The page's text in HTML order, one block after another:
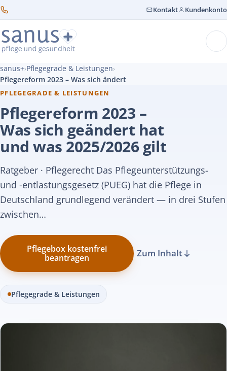
Kontakt Kundenkonto
sanus+›Pflegegrade & Leistungen›
Pflegereform 2023 – Was sich ändert
PFLEGEGRADE & LEISTUNGEN
Pflegereform 2023 –
Was sich geändert hat
und was 2025/2026 gilt
Ratgeber · Pflegerecht Das Pflegeunterstützungs-
und -entlastungsgesetz (PUEG) hat die Pflege in
Deutschland grundlegend verändert — in drei Stufen
zwischen…
Pflegebox kostenfrei
beantragen
Zum Inhalt
Pflegegrade & Leistungen